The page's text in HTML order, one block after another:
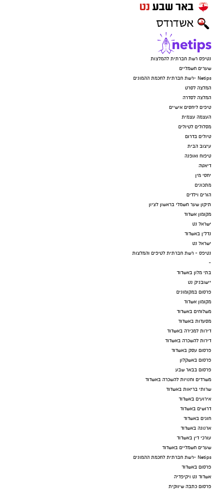
נטיפס רשת חברתית להמלצות
שערים חשמליים
Netips -רשת חברתית לחכמת ההמונים
המלצה לסרט
המלצה לסדרה
טיפים ליחסים אישיים
העצמה עצמית
מסלולים לטיולים
טיולים בדרום
עיצוב הבית
טיפוח ואופנה
דיאטה
יחסי מין
מתכונים
הורים וילדים
תיקון שער חשמלי בראשון לציון
מקומון אשדוד
ישראל נט
נדל"ן באשדוד
ישראל נט
נטיפס - רשת חברתית לטיפים והמלצות
-
בתי מלון באשדוד
יישובניק נט
פרסום במקומונים
מקומון אשדוד
משלוחים באשדוד
מסעדות באשדוד
דירות למכירה באשדוד
דירות להשכרה באשדוד
פרסום עסק באשדוד
פרסום באשקלון
פרסום בבאר שבע
משרדים וחנויות להשכרה באשדוד
שרותי בריאות באשדוד
אירועים באשדוד
דרושים באשדוד
חוגים באשדוד
ארנונה באשדוד
עורכי דין באשדוד
שערים חשמליים באשדוד
Netips -רשת חברתית לחכמת ההמונים
פרסום באשדוד
אשדוד נט ויקיפדיה
פרסום כתבה שיווקית